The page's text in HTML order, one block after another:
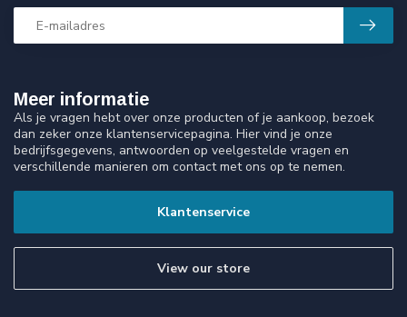
Meer informatie
Als je vragen hebt over onze producten of je aankoop, bezoek
dan zeker onze klantenservicepagina. Hier vind je onze
bedrijfsgegevens, antwoorden op veelgestelde vragen en
verschillende manieren om contact met ons op te nemen.
Klantenservice
View our store